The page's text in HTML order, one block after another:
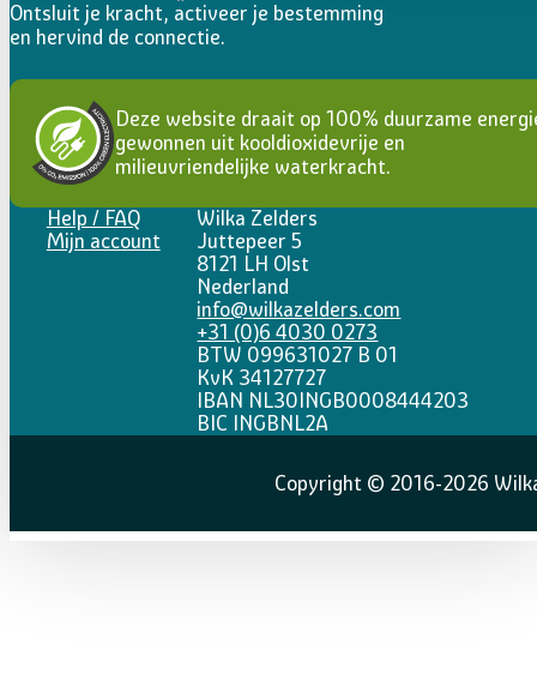
Ontsluit je kracht, activeer je bestemming
en hervind de connectie.
Deze website draait op 100% duurzame
gewonnen uit kooldioxidevrije en
milieuvriendelijke waterkracht.
Help / FAQ
Mijn account
Wilka Zelders
Juttepeer 5
8121 LH Olst
Nederland
info@wilkazelders.com
+31 (0)6 4030 0273
BTW 099631027 B 01
KvK 34127727
IBAN NL30INGB0008444203
BIC INGBNL2A
Copyright © 2016-2026